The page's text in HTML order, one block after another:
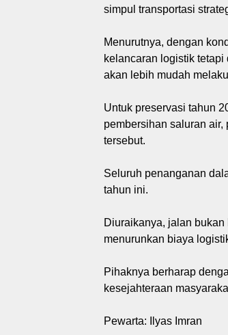
simpul transportasi
Menurutnya, dengan
kelancaran logistik
akan lebih mudah
Untuk preservasi tahun
pembersihan saluran
tersebut.
Seluruh penanganan
tahun ini.
Diuraikanya, jalan
menurunkan biaya
Pihaknya berharap
kesejahteraan
Pewarta: Ilyas Imran